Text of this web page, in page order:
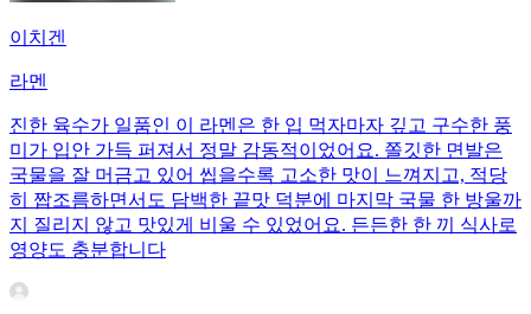
이치겐
라멘
진한 육수가 일품인 이 라멘은 한 입 먹자마자 깊고 구수한 풍
미가 입안 가득 퍼져서 정말 감동적이었어요. 쫄깃한 면발은
국물을 잘 머금고 있어 씹을수록 고소한 맛이 느껴지고, 적당
히 짭조름하면서도 담백한 끝맛 덕분에 마지막 국물 한 방울까
지 질리지 않고 맛있게 비울 수 있었어요. 든든한 한 끼 식사로
영양도 충분합니다